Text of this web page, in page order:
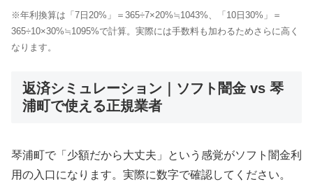
※年利換算は「7日20%」＝365÷7×20%≒1043%、「10日30%」＝
365÷10×30%≒1095%で計算。実際には手数料も加わるためさらに高く
なります。
返済シミュレーション｜ソフト闇金 vs 琴
浦町で使える正規業者
琴浦町で「少額だから大丈夫」という感覚がソフト闇金利
用の入口になります。実際に数字で確認してください。